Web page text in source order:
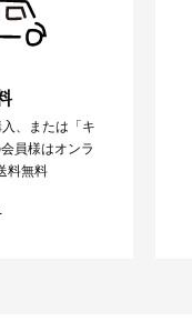
、または「キ
員様はオンラ
料無料